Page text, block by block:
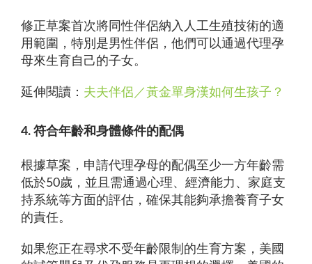
修正草案首次將同性伴侶納入人工生殖技術的適
用範圍，特別是男性伴侶，他們可以通過代理孕
母來生育自己的子女。
延伸閱讀： 夫夫伴侶／黃金單身漢如何生孩子？
4. 符合年齡和身體條件的配偶
根據草案，申請代理孕母的配偶至少一方年齡需
低於50歲，並且需通過心理、經濟能力、家庭支
持系統等方面的評估，確保其能夠承擔養育子女
的責任。
如果您正在尋求不受年齡限制的生育方案，美國